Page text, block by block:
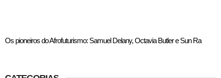
Os pioneiros do Afrofuturismo: Samuel Delany, Octavia Butler e Sun Ra